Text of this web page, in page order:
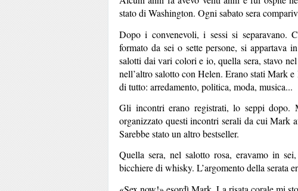
stato di Washington. Ogni sabato sera
Dopo i convenevoli, i sessi si separavano.
formato da sei o sette persone, si appartava
salotti dai vari colori e io, quella sera, stavo
nell’altro salotto con Helen. Erano stati Mark
di tutto: arredamento, politica, moda, musica...
Gli incontri erano registrati, lo seppi dopo.
organizzato questi incontri serali da cui Mark
Sarebbe stato un altro bestseller.
Quella sera, nel salotto rosa, eravamo in
bicchiere di whisky. L’argomento della serata